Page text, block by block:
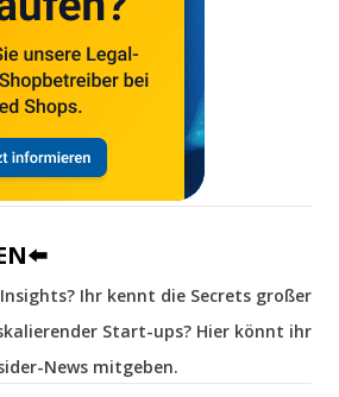
Ihr kennt die Secrets großer
Start-ups? Hier könnt ihr
News mitgeben.